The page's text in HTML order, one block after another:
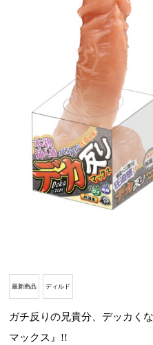
最新商品 ディルド
ガチ反りの兄貴分、デッカく
マックス』!!